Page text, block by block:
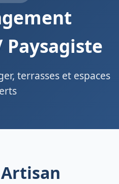
terrasses et espaces